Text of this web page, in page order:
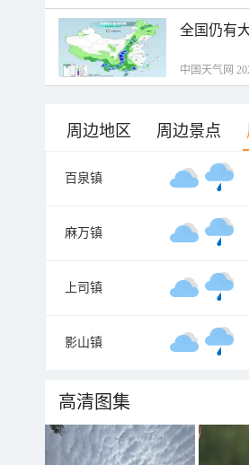
全国仍有
中国天气网
周边地区 周边景点
百泉镇
麻万镇
上司镇
影山镇
高清图集